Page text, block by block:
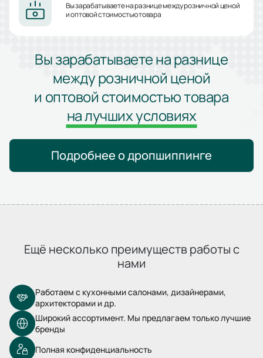
Вы зарабатываете на разнице между розничной ценой
и оптовой стоимостью товара
Вы зарабатываете на разнице
между розничной ценой
и оптовой стоимостью товара
на лучших условиях
Подробнее о дропшиппинге
Ещё несколько преимуществ работы с
нами
Работаем с кухонными салонами, дизайнерами,
архитекторами и др.
Широкий ассортимент. Мы предлагаем только лучшие
бренды
Полная конфиденциальность